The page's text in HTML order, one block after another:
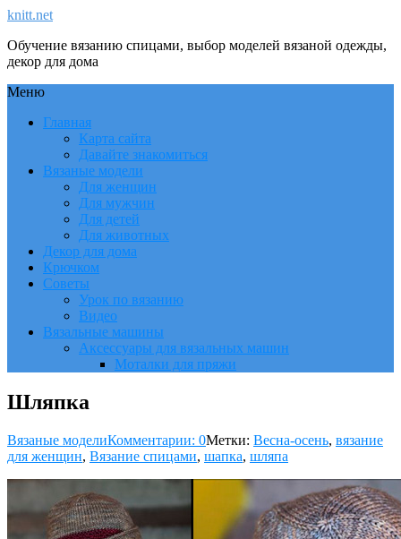
knitt.net
Обучение вязанию спицами, выбор моделей вязаной одежды,
декор для дома
Меню
Главная
Карта сайта
Давайте знакомиться
Вязаные модели
Для женщин
Для мужчин
Для детей
Для животных
Декор для дома
Крючком
Советы
Урок по вязанию
Видео
Вязальные машины
Аксессуары для вязальных машин
Моталки для пряжи
Шляпка
Вязаные моделиКомментарии: 0Метки: Весна-осень, вязание
для женщин, Вязание спицами, шапка, шляпа